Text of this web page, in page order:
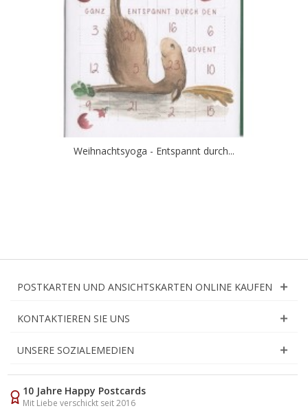
Weihnachtsyoga - Entspannt durch...
POSTKARTEN UND ANSICHTSKARTEN ONLINE KAUFEN
KONTAKTIEREN SIE UNS
UNSERE SOZIALEMEDIEN
10 Jahre Happy Postcards
Mit Liebe verschickt seit 2016